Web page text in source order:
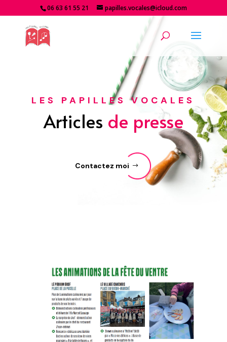
06 63 61 55 21 papilles.vocales@icloud.com
LES PAPILLES VOCALES
Articles de presse
Contactez moi